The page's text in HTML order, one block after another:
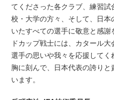
てくださった各クラブ、練習
校・大学の方々、そして、日
いたすべての選手に敬意と感
ドカップ戦士には、カタール
選手の思いや我々を応援して
胸に刻んで、日本代表の誇り
います。